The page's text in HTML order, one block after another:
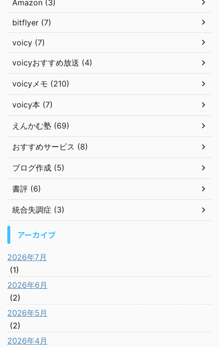
Amazon (3)
bitflyer (7)
voicy (7)
voicyおすすめ放送 (4)
voicyメモ (210)
voicy本 (7)
えんかむ塾 (69)
おすすめサービス (8)
ブログ作成 (5)
書評 (6)
統合失調症 (3)
アーカイブ
2026年7月
(1)
2026年6月
(2)
2026年5月
(2)
2026年4月